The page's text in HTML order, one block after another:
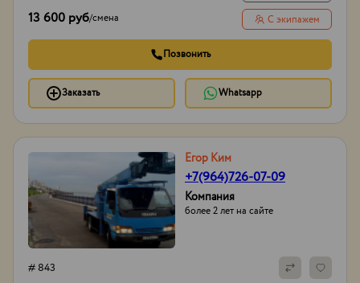
13 600 руб/смена С экипажем
Позвонить
Заказать Whatsapp
Егор Ким
+7(964)726-07-09
Компания
более 2 лет на сайте
# 843